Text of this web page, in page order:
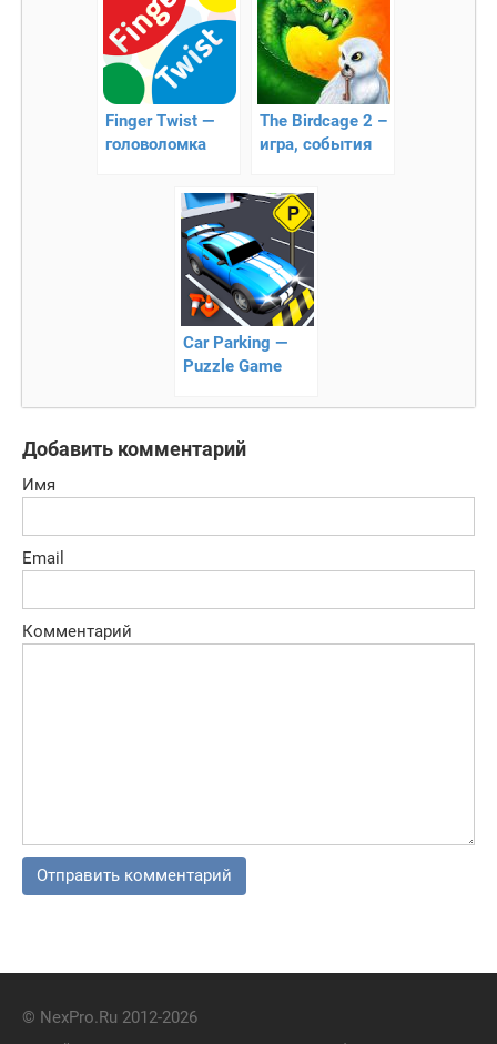
Finger Twist —
головоломка
The Birdcage 2 –
игра, события
разворачиваются
в мире магии!
Car Parking —
Puzzle Game
Добавить комментарий
Имя
Email
Комментарий
© NexPro.Ru 2012-2026